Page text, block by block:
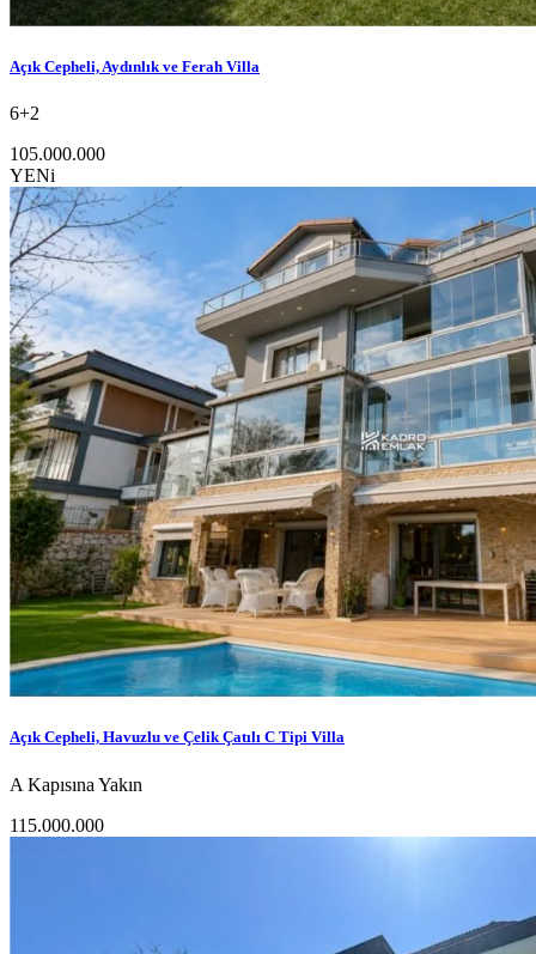
Açık Cepheli, Aydınlık ve Ferah Villa
6+2
105.000.000
YENi
Açık Cepheli, Havuzlu ve Çelik Çatılı C Tipi Villa
A Kapısına Yakın
115.000.000